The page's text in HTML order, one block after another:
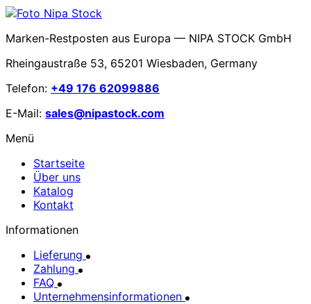
Marken-Restposten aus Europa — NIPA STOCK GmbH
Rheingaustraße 53, 65201 Wiesbaden, Germany
Telefon: +49 176 62099886
E-Mail: sales@nipastock.com
Menü
Startseite
Über uns
Katalog
Kontakt
Informationen
Lieferung
Zahlung
FAQ
Unternehmensinformationen